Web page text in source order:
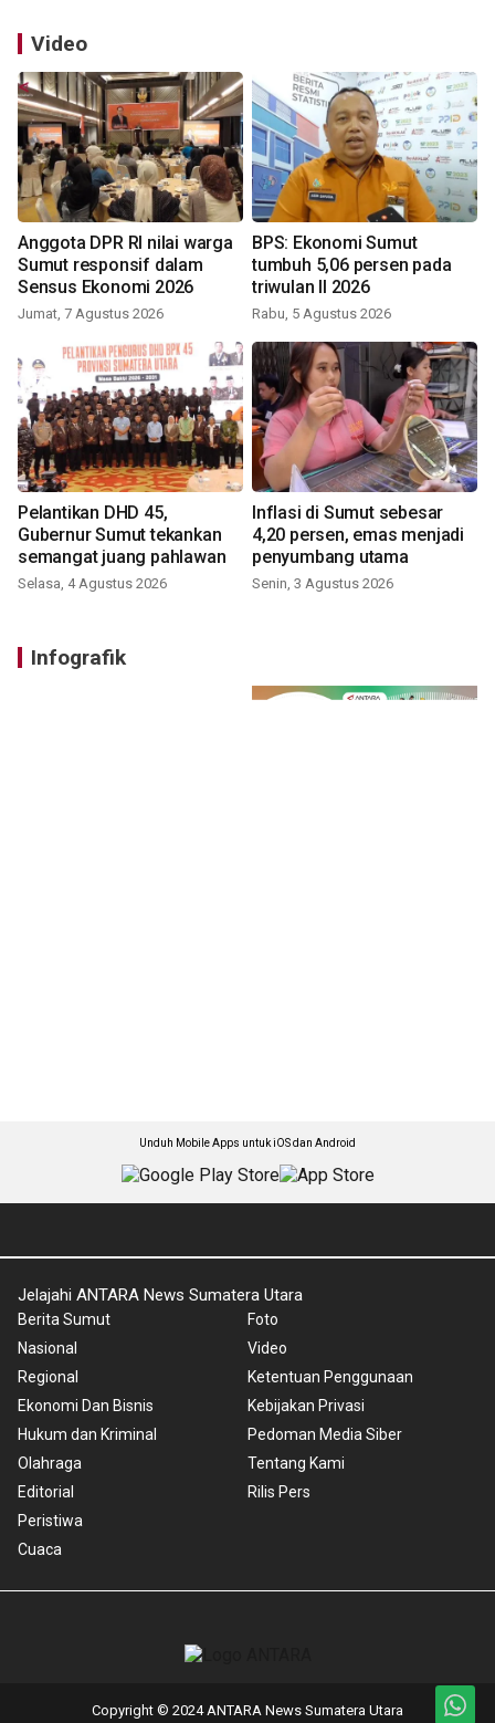
Video
Anggota DPR RI nilai warga
Sumut responsif dalam
Sensus Ekonomi 2026
Jumat, 7 Agustus 2026
BPS: Ekonomi Sumut
tumbuh 5,06 persen pada
triwulan II 2026
Rabu, 5 Agustus 2026
Pelantikan DHD 45,
Gubernur Sumut tekankan
semangat juang pahlawan
Selasa, 4 Agustus 2026
Inflasi di Sumut sebesar
4,20 persen, emas menjadi
penyumbang utama
Senin, 3 Agustus 2026
Infografik
Unduh Mobile Apps untuk iOS dan Android
Jelajahi ANTARA News Sumatera Utara
Berita Sumut
Nasional
Regional
Ekonomi Dan Bisnis
Hukum dan Kriminal
Olahraga
Editorial
Peristiwa
Cuaca
Foto
Video
Ketentuan Penggunaan
Kebijakan Privasi
Pedoman Media Siber
Tentang Kami
Rilis Pers
Copyright © 2024 ANTARA News Sumatera Utara